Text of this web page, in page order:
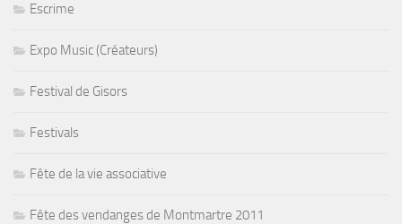
Escrime
Expo Music (Créateurs)
Festival de Gisors
Festivals
Fête de la vie associative
Fête des vendanges de Montmartre 2011